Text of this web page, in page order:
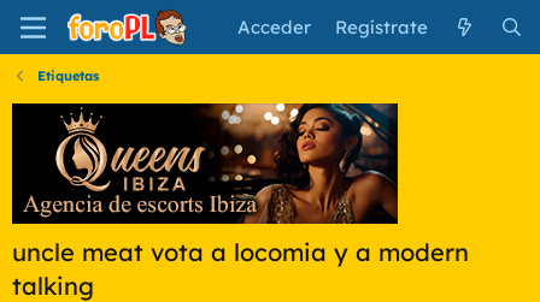
Acceder Regístrate
Etiquetas
uncle meat vota a locomia y a modern
talking